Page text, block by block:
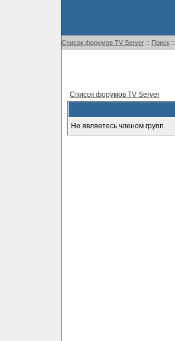
Список форумов TV Server:: Поиск::
Список форумов TV Server
Не являетесь членом групп